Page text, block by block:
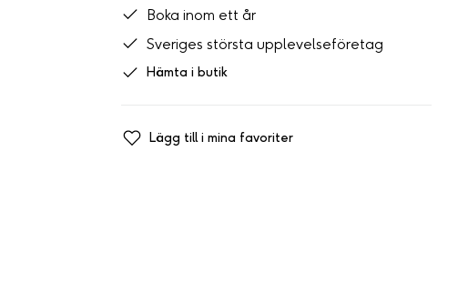
Boka inom ett år
Sveriges största upplevelseföretag
Hämta i butik
Lägg till i mina favoriter